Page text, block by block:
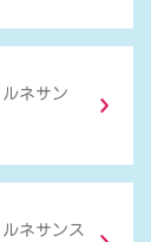
ネサン
ネサンス